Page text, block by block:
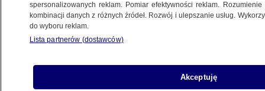
Udostępnij
Informacja, jakoby w Wałbrzychu miał się
społecznościowych - w różnej formie. Nie jest
spersonalizowanych reklam. Pomiar efektywności reklam.
kombinacji danych z różnych źródeł. Rozwój i ulepszanie usług.
do wyboru reklam.
Lista partnerów (dostawców)
Akceptuję